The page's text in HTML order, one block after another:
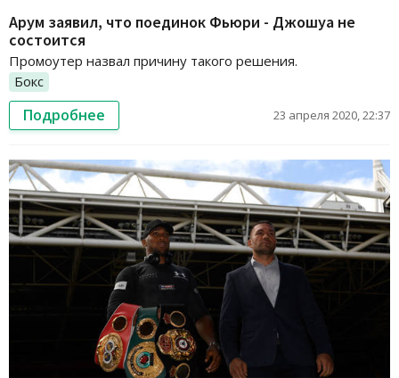
Арум заявил, что поединок Фьюри - Джошуа не
состоится
Промоутер назвал причину такого решения.
Бокс
Подробнее 23 апреля 2020, 22:37